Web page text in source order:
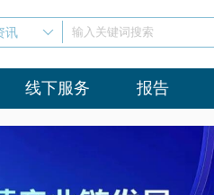
讯 输入关键词搜索
线下服务 报告